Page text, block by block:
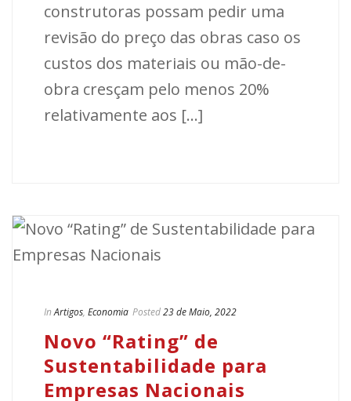
construtoras possam pedir uma
revisão do preço das obras caso os
custos dos materiais ou mão-de-
obra cresçam pelo menos 20%
relativamente aos [...]
In Artigos, Economia Posted23 de Maio, 2022
Novo “Rating” de
Sustentabilidade para
Empresas Nacionais